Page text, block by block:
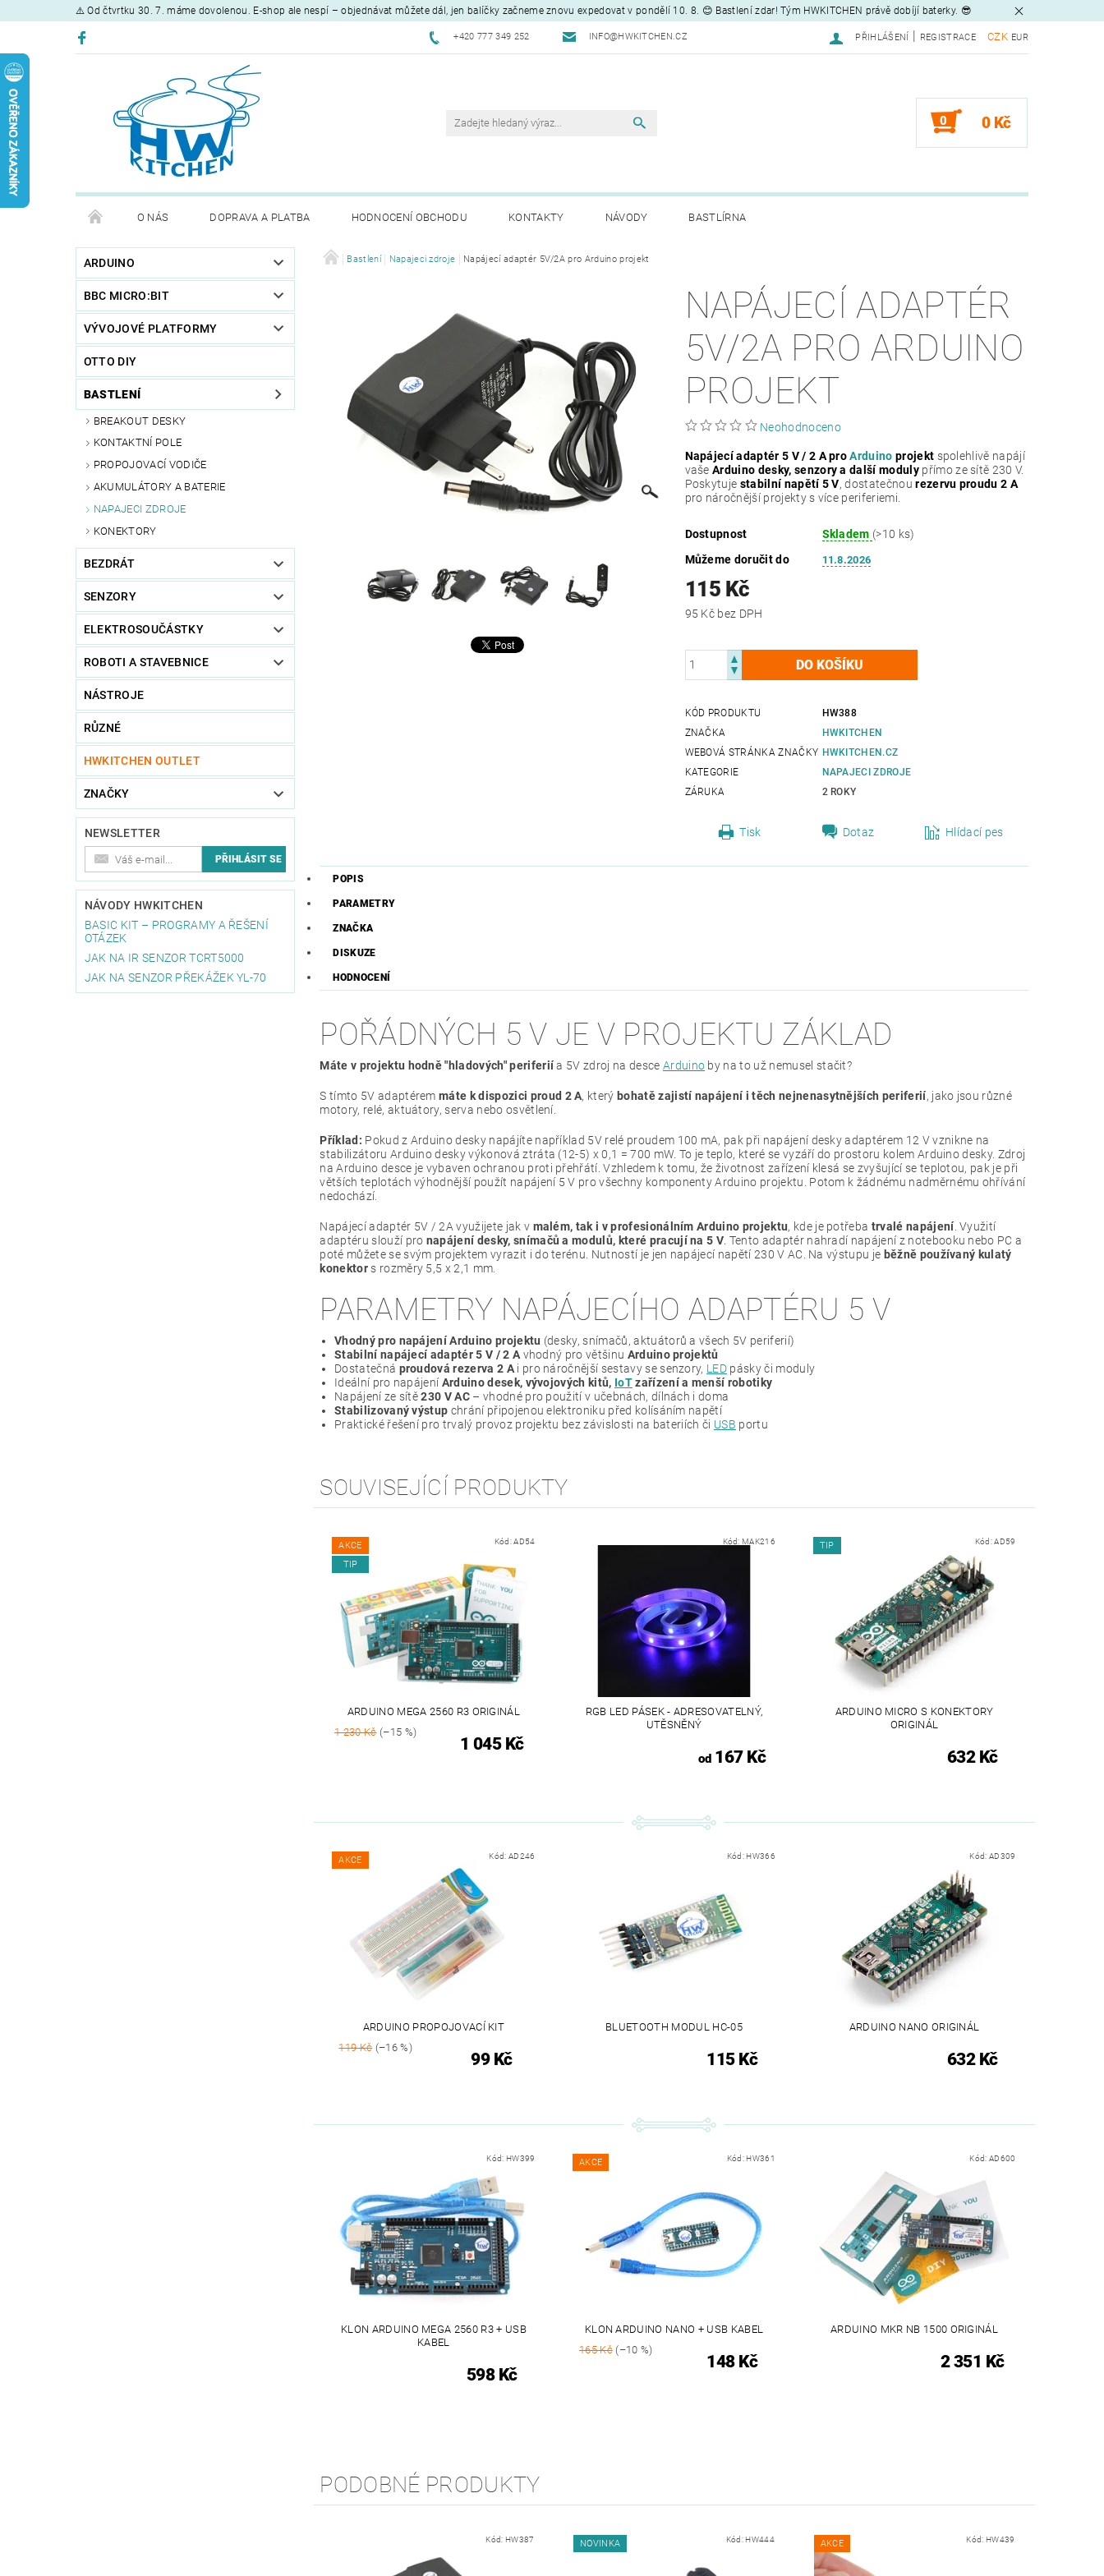
⚠️ Od čtvrtku 30. 7. máme dovolenou. E-shop ale nespí – objednávat můžete dál, jen balíčky začneme znovu expedovat v pondělí 10. 8. 😊 Bastlení zdar! Tým HWKITCHEN právě dobíjí baterky. 😎
+420 777 349 252 INFO@HWKITCHEN.CZ CZK EUR
PŘIHLÁŠENÍ REGISTRACE
0 0 Kč
O NÁS DOPRAVA A PLATBA HODNOCENÍ OBCHODU KONTAKTY NÁVODY BASTLÍRNA
ARDUINO
BBC MICRO:BIT
VÝVOJOVÉ PLATFORMY
OTTO DIY
BASTLENÍ
BREAKOUT DESKY
KONTAKTNÍ POLE
PROPOJOVACÍ VODIČE
AKUMULÁTORY A BATERIE
NAPAJECI ZDROJE
KONEKTORY
BEZDRÁT
SENZORY
ELEKTROSOUČÁSTKY
ROBOTI A STAVEBNICE
NÁSTROJE
RŮZNÉ
HWKITCHEN OUTLET
ZNAČKY
NEWSLETTER
NÁVODY HWKITCHEN
BASIC KIT – PROGRAMY A ŘEŠENÍ
OTÁZEK
JAK NA IR SENZOR TCRT5000
JAK NA SENZOR PŘEKÁŽEK YL-70
Bastlení Napajeci zdroje Napájecí adaptér 5V/2A pro Arduino projekt
NAPÁJECÍ ADAPTÉR
5V/2A PRO ARDUINO
PROJEKT
Neohodnoceno
Napájecí adaptér 5 V / 2 A proArduino projekt spolehlivě napájí
vašeArduino desky, senzory a další modulypřímo ze sítě 230 V.
Poskytuje stabilní napětí 5 V, dostatečnourezervu proudu 2 A
pro náročnější projekty s více periferiemi.
Dostupnost Skladem (>10 ks)
Můžeme doručit do
11.8.2026
115 Kč
95 Kč bez DPH
KÓD PRODUKTU
HW388
ZNAČKA
HWKITCHEN
WEBOVÁ STRÁNKA ZNAČKY HWKITCHEN.CZ
KATEGORIE
NAPAJECI ZDROJE
ZÁRUKA
2 ROKY
Tisk Dotaz Hlídací pes
POPIS
PARAMETRY
ZNAČKA
DISKUZE
HODNOCENÍ
POŘÁDNÝCH 5 V JE V PROJEKTU ZÁKLAD
Máte v projektu hodně "hladových" periferiía 5V zdroj na desce Arduino by na to už nemusel stačit?
S tímto 5V adaptéremmáte k dispozici proud 2 A, který bohatě zajistí napájení i těch nejnenasytnějších periferií, jako jsou různé
motory, relé, aktuátory, serva nebo osvětlení.
Příklad: Pokud z Arduino desky napájíte například 5V relé proudem 100 mA, pak při napájení desky adaptérem 12 V vznikne na
stabilizátoru Arduino desky výkonová ztráta (12-5) x 0,1 = 700 mW. To je teplo, které se vyzáří do prostoru kolem Arduino desky. Zdroj
na Arduino desce je vybaven ochranou proti přehřátí. Vzhledem k tomu, že životnost zařízení klesá se zvyšující se teplotou, pak je při
větších teplotách výhodnější použít napájení 5 V pro všechny komponenty Arduino projektu. Potom k žádnému nadměrnému ohřívání
nedochází.
Napájecí adaptér 5V / 2A využijete jak v malém, tak i v profesionálním Arduino projektu, kde je potřeba trvalé napájení . Využití
adaptéru slouží pro napájení desky, snímačů a modulů, které pracují na 5 V . Tento adaptér nahradí napájení z notebooku nebo PC a
poté můžete se svým projektem vyrazit i do terénu. Nutností je jen napájecí napětí 230 V AC. Na výstupu je běžně používaný kulatý
konektors rozměry 5,5 x 2,1 mm.
PARAMETRY NAPÁJECÍHO ADAPTÉRU 5 V
Vhodný pro napájení Arduino projektu (desky, snímačů, aktuátorů a všech 5V periferií)
Stabilní napájecí adaptér 5 V / 2 A vhodný pro většinu Arduino projektů
Dostatečná proudová rezerva 2 Ai pro náročnější sestavy se senzory, LED pásky či moduly
Ideální pro napájení Arduino desek, vývojových kitů, IoTzařízení a menší robotiky
Napájení ze sítě230 V AC – vhodné pro použití v učebnách, dílnách i doma
Stabilizovaný výstup chrání připojenou elektroniku před kolísáním napětí
Praktické řešení pro trvalý provoz projektu bez závislosti na bateriích či USB portu
SOUVISEJÍCÍ PRODUKTY
AKCE
TIP
Kód:AD54
ARDUINO MEGA 2560 R3 ORIGINÁL
1 230 Kč(–15 %)
1 045 Kč
Kód: MAK216
RGB LED PÁSEK - ADRESOVATELNÝ,
UTĚSNĚNÝ
od167 Kč
TIP Kód:AD59
ARDUINO MICRO S KONEKTORY
ORIGINÁL
632 Kč
AKCE Kód: AD246
ARDUINO PROPOJOVACÍ KIT
119 Kč(–16 %)
99 Kč
Kód: HW366
BLUETOOTH MODUL HC-05
115 Kč
Kód:AD309
ARDUINO NANO ORIGINÁL
632 Kč
Kód: HW399
KLON ARDUINO MEGA 2560 R3 + USB
KABEL
598 Kč
AKCE Kód: HW361
KLON ARDUINO NANO + USB KABEL
165 Kč(–10 %)
148 Kč
Kód:AD600
ARDUINO MKR NB 1500 ORIGINÁL
2 351 Kč
PODOBNÉ PRODUKTY
Kód: HW387 NOVINKA Kód: HW444 AKCE Kód: HW439